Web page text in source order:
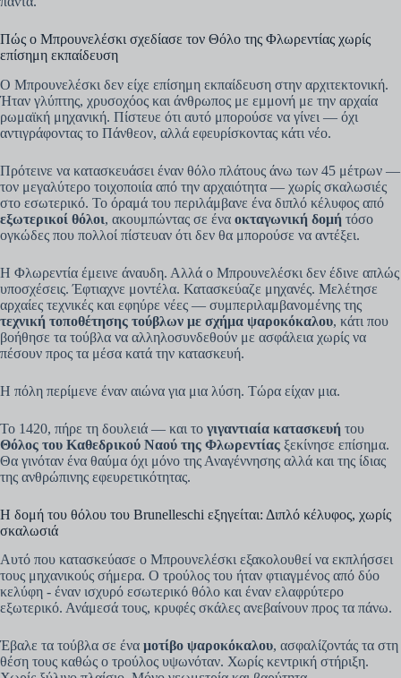
Πώς ο Μπρουνελέσκι σχεδίασε τον Θόλο της Φλωρεντίας χωρίς
επίσημη εκπαίδευση
Ο Μπρουνελέσκι δεν είχε επίσημη εκπαίδευση στην αρχιτεκτονική.
Ήταν γλύπτης, χρυσοχόος και άνθρωπος με εμμονή με την αρχαία
ρωμαϊκή μηχανική. Πίστευε ότι αυτό μπορούσε να γίνει — όχι
αντιγράφοντας το Πάνθεον, αλλά εφευρίσκοντας κάτι νέο.
Πρότεινε να κατασκευάσει έναν θόλο πλάτους άνω των 45 μέτρων —
τον μεγαλύτερο τοιχοποιία από την αρχαιότητα — χωρίς σκαλωσιές
στο εσωτερικό. Το όραμά του περιλάμβανε ένα διπλό κέλυφος από
εξωτερικοί θόλοι, ακουμπώντας σε ένα οκταγωνική δομή τόσο
ογκώδες που πολλοί πίστευαν ότι δεν θα μπορούσε να αντέξει.
Η Φλωρεντία έμεινε άναυδη. Αλλά ο Μπρουνελέσκι δεν έδινε απλώς
υποσχέσεις. Έφτιαχνε μοντέλα. Κατασκεύαζε μηχανές. Μελέτησε
αρχαίες τεχνικές και εφηύρε νέες — συμπεριλαμβανομένης της
τεχνική τοποθέτησης τούβλων με σχήμα ψαροκόκαλου, κάτι που
βοήθησε τα τούβλα να αλληλοσυνδεθούν με ασφάλεια χωρίς να
πέσουν προς τα μέσα κατά την κατασκευή.
Η πόλη περίμενε έναν αιώνα για μια λύση. Τώρα είχαν μια.
Το 1420, πήρε τη δουλειά — και το γιγαντιαία κατασκευή του
Θόλος του Καθεδρικού Ναού της Φλωρεντίας ξεκίνησε επίσημα.
Θα γινόταν ένα θαύμα όχι μόνο της Αναγέννησης αλλά και της ίδιας
της ανθρώπινης εφευρετικότητας.
Η δομή του θόλου του Brunelleschi εξηγείται: Διπλό κέλυφος, χωρίς
σκαλωσιά
Αυτό που κατασκεύασε ο Μπρουνελέσκι εξακολουθεί να εκπλήσσει
τους μηχανικούς σήμερα. Ο τρούλος του ήταν φτιαγμένος από δύο
κελύφη - έναν ισχυρό εσωτερικό θόλο και έναν ελαφρύτερο
εξωτερικό. Ανάμεσά τους, κρυφές σκάλες ανεβαίνουν προς τα πάνω.
Έβαλε τα τούβλα σε ένα μοτίβο ψαροκόκαλου, ασφαλίζοντάς τα στη
θέση τους καθώς ο τρούλος υψωνόταν. Χωρίς κεντρική στήριξη.